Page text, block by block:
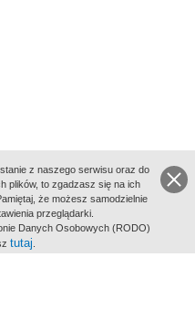
z naszego serwisu oraz do
plików, to zgadzasz się na ich
że możesz samodzielnie
przeglądarki.
Danych Osobowych (RODO)
tutaj